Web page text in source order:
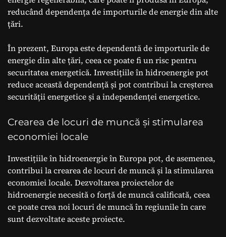
reducând dependența de importurile de energie din alte
țări.
În prezent, Europa este dependentă de importurile de
energie din alte țări, ceea ce poate fi un risc pentru
securitatea energetică. Investițiile în hidroenergie pot
reduce această dependență și pot contribui la creșterea
securității energetice și a independenței energetice.
Crearea de locuri de muncă și stimularea
economiei locale
Investițiile în hidroenergie în Europa pot, de asemenea,
contribui la crearea de locuri de muncă și la stimularea
economiei locale. Dezvoltarea proiectelor de
hidroenergie necesită o forță de muncă calificată, ceea
ce poate crea noi locuri de muncă în regiunile în care
sunt dezvoltate aceste proiecte.